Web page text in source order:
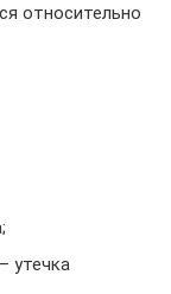
относительно
утечка